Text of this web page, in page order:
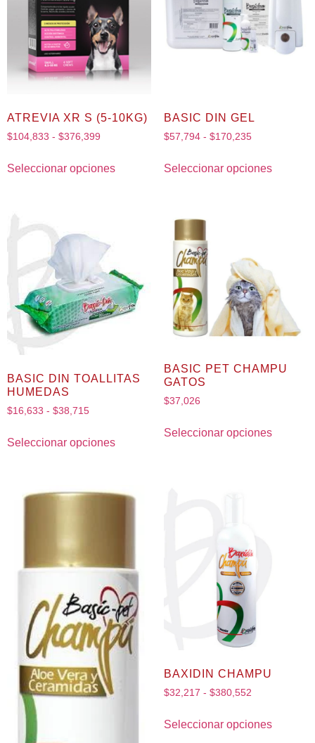
ATREVIA XR S (5-10KG)
$104,833 - $376,399
Seleccionar opciones
BASIC DIN GEL
$57,794 - $170,235
Seleccionar opciones
BASIC DIN TOALLITAS
HUMEDAS
$16,633 - $38,715
Seleccionar opciones
BASIC PET CHAMPU
GATOS
$37,026
Seleccionar opciones
BAXIDIN CHAMPU
$32,217 - $380,552
Seleccionar opciones